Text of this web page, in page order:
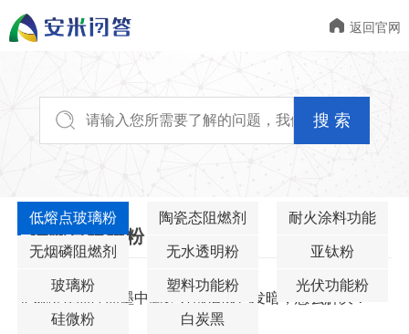
 返回官网
搜 索
低熔点玻璃粉
亚钛粉在油性油墨中高速分散后颜色发暗，怎么解决？
2026-06-30
低熔点玻璃粉 陶瓷态阻燃剂 耐火涂料功能
粉
无烟磷阻燃剂 无水透明粉 亚钛粉
玻璃粉 塑料功能粉 光伏功能粉
硅微粉 白炭黑